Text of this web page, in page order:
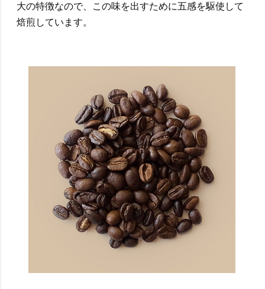
大の特徴なので、この味を出すために五感を駆使して
焙煎しています。